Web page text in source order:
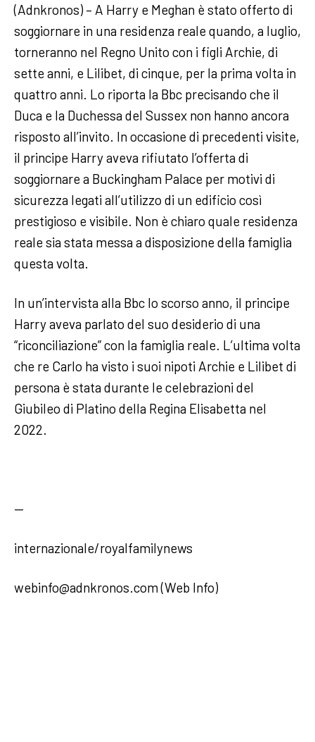
(Adnkronos) – A Harry e Meghan è stato offerto di
soggiornare in una residenza reale quando, a luglio,
torneranno nel Regno Unito con i figli Archie, di
sette anni, e Lilibet, di cinque, per la prima volta in
quattro anni. Lo riporta la Bbc precisando che il
Duca e la Duchessa del Sussex non hanno ancora
risposto all’invito. In occasione di precedenti visite,
il principe Harry aveva rifiutato l’offerta di
soggiornare a Buckingham Palace per motivi di
sicurezza legati all’utilizzo di un edificio così
prestigioso e visibile. Non è chiaro quale residenza
reale sia stata messa a disposizione della famiglia
questa volta.
In un’intervista alla Bbc lo scorso anno, il principe
Harry aveva parlato del suo desiderio di una
“riconciliazione” con la famiglia reale. L’ultima volta
che re Carlo ha visto i suoi nipoti Archie e Lilibet di
persona è stata durante le celebrazioni del
Giubileo di Platino della Regina Elisabetta nel
2022.
—
internazionale/royalfamilynews
webinfo@adnkronos.com (Web Info)